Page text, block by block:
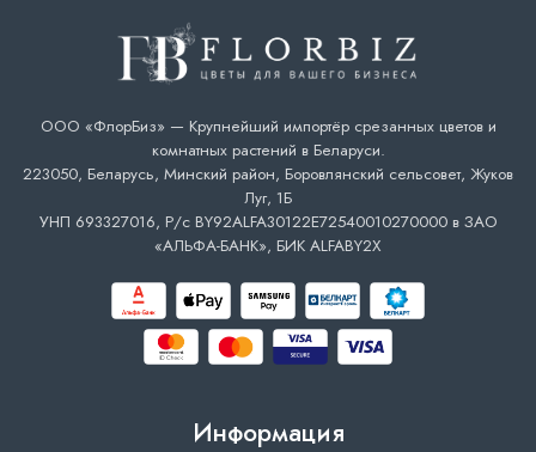
ООО «ФлорБиз» — Крупнейший импортёр срезанных цветов и
комнатных растений в Беларуси.
223050, Беларусь, Минский район, Боровлянский сельсовет, Жуков
Луг, 1Б
УНП 693327016, Р/с BY92ALFA30122E72540010270000 в ЗАО
«АЛЬФА-БАНК», БИК ALFABY2X
Информация